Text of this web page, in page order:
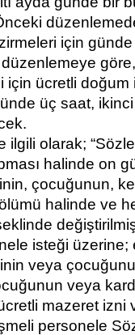
için
ücretli doğum
üç saat,
ilgili olarak;
halinde on
çocuğunun,
halinde ve
isteği üzerine;
veya
veya
mazeret izni
personele